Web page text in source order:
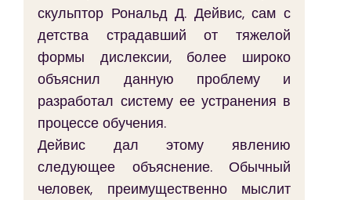
скульптор Рональд Д. Дейвис, сам с
детства страдавший от тяжелой
формы дислексии, более широко
объяснил данную проблему и
разработал систему ее устранения в
процессе обучения.
Дейвис дал этому явлению
следующее объяснение. Обычный
человек, преимущественно мыслит